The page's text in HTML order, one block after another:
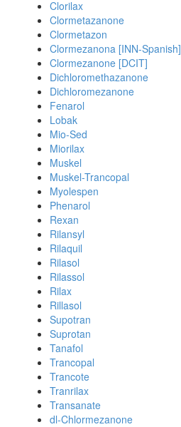
Clorilax
Clormetazanone
Clormetazon
Clormezanona [INN-Spanish]
Clormezanone [DCIT]
Dichloromethazanone
Dichloromezanone
Fenarol
Lobak
Mio-Sed
Miorilax
Muskel
Muskel-Trancopal
Myolespen
Phenarol
Rexan
Rilansyl
Rilaquil
Rilasol
Rilassol
Rilax
Rillasol
Supotran
Suprotan
Tanafol
Trancopal
Trancote
Tranrilax
Transanate
dl-Chlormezanone